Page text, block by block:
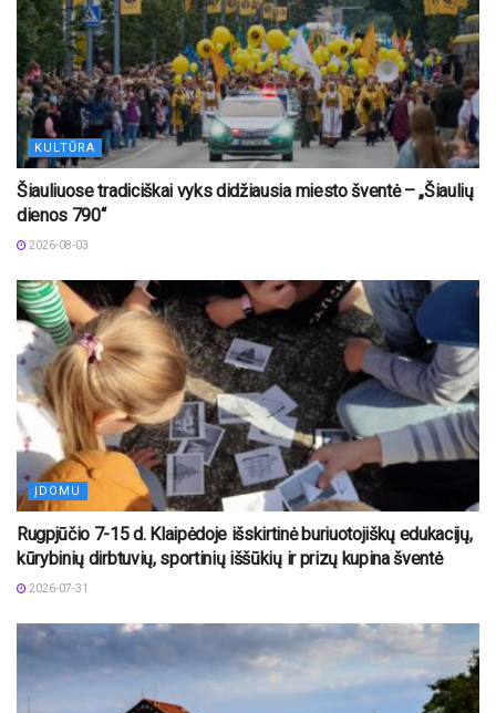
KULTŪRA
Šiauliuose tradiciškai vyks didžiausia miesto šventė – „Šiaulių
dienos 790“
2026-08-03
ĮDOMU
Rugpjūčio 7-15 d. Klaipėdoje išskirtinė buriuotojiškų edukacijų,
kūrybinių dirbtuvių, sportinių iššūkių ir prizų kupina šventė
2026-07-31